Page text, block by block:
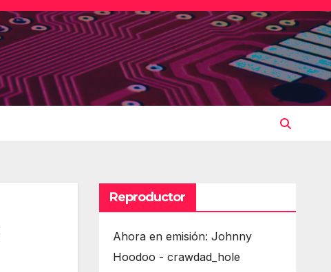
Reproductor
Ahora en emisión: Johnny
Hoodoo - crawdad_hole